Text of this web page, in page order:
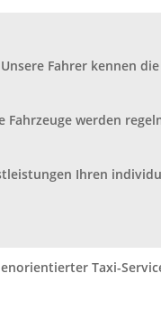
Fahrer kennen
werden
Ihren
Taxi-